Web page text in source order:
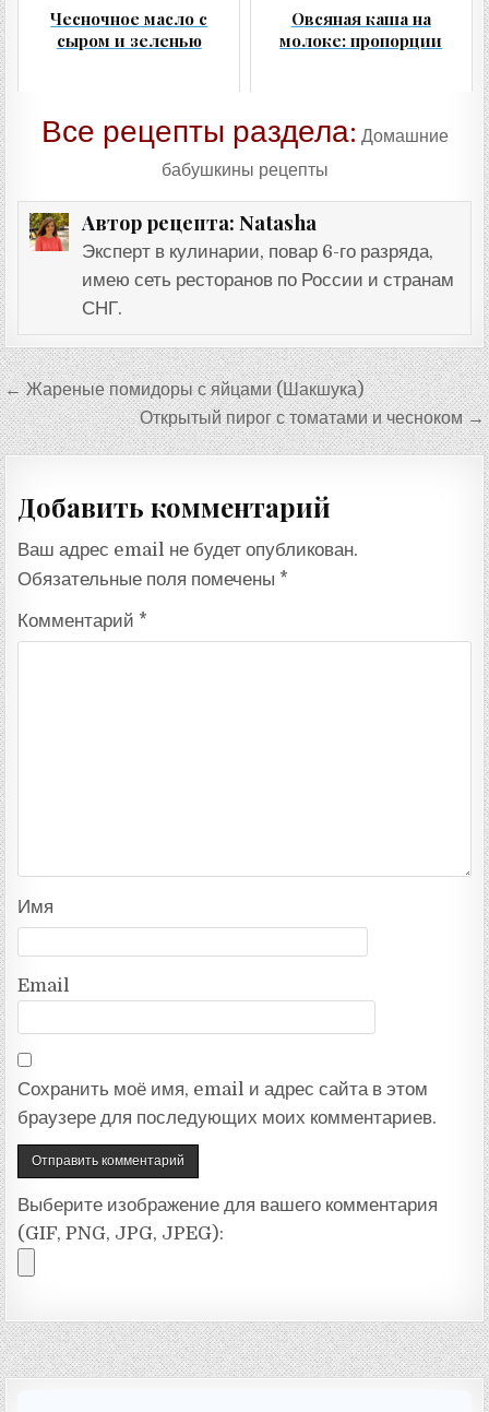
Чесночное масло с
сыром и зеленью
Овсяная каша на
молоке: пропорции
Все рецепты раздела: Домашние
бабушкины рецепты
Автор рецепта: Natasha
Эксперт в кулинарии, повар 6-го разряда,
имею сеть ресторанов по России и странам
СНГ.
Навигация
по
записям
← Жареные помидоры с яйцами (Шакшука)
Открытый пирог с томатами и чесноком →
Добавить комментарий
Ваш адрес email не будет опубликован.
Обязательные поля помечены *
Комментарий *
Имя
Email
Сохранить моё имя, email и адрес сайта в этом
браузере для последующих моих комментариев.
Выберите изображение для вашего комментария
(GIF, PNG, JPG, JPEG):